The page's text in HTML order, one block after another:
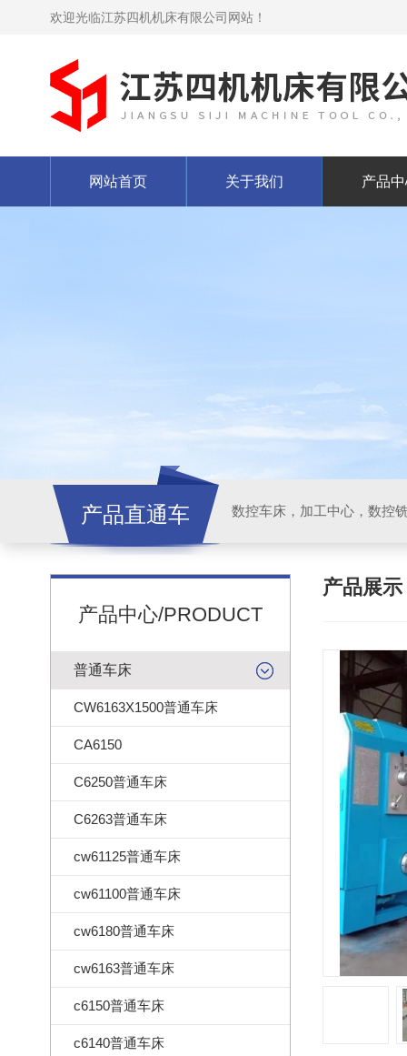
欢迎光临江苏四机机床有限公司网站！
网站首页 关于我们 产品
产品直通车
产品中心/PRODUCT
普通车床
CW6163X1500普通车床
CA6150
C6250普通车床
C6263普通车床
cw61125普通车床
cw61100普通车床
cw6180普通车床
cw6163普通车床
c6150普通车床
c6140普通车床
产品展示